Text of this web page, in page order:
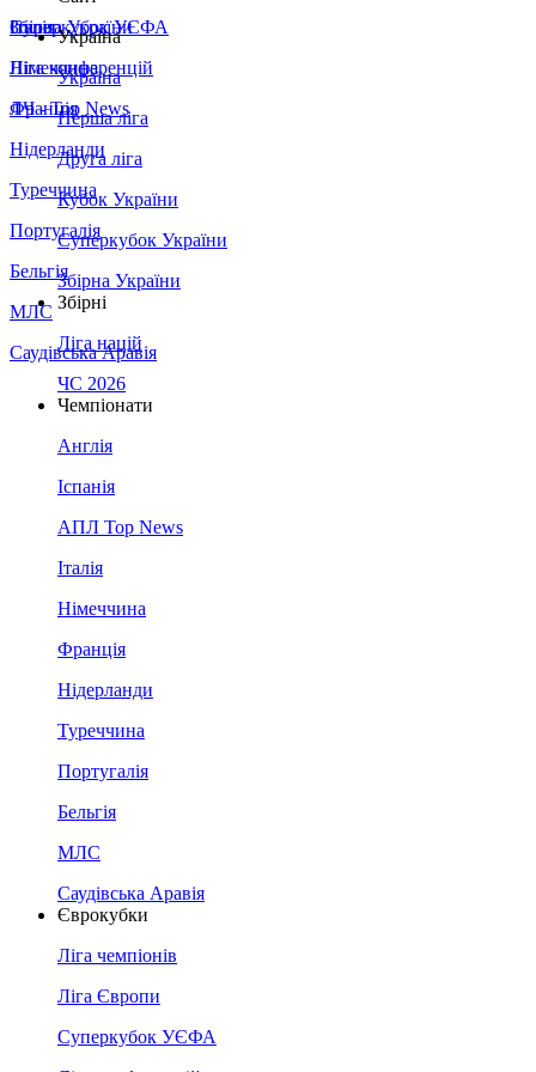
Збірна України
Італія
Німеччина
Франція
Нідерланди
Туреччина
Португалія
Бельгія
МЛС
Саудівська Аравія
Суперкубок УЄФА
Ліга конференцій
ЛЧ - Top News
Україна
Україна
Перша ліга
Друга ліга
Кубок України
Суперкубок України
Збірна України
Збірні
Ліга націй
ЧС 2026
Чемпіонати
Англія
Іспанія
АПЛ Top News
Італія
Німеччина
Франція
Нідерланди
Туреччина
Португалія
Бельгія
МЛС
Саудівська Аравія
Єврокубки
Ліга чемпіонів
Ліга Європи
Суперкубок УЄФА